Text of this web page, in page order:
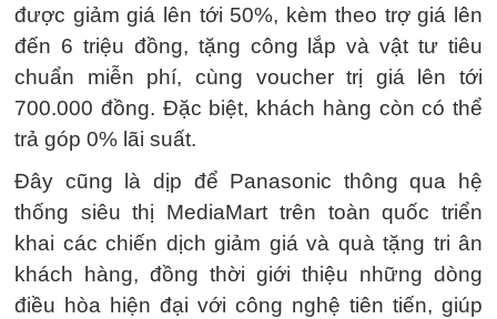
được giảm giá lên tới 50%, kèm theo trợ giá lên
đến 6 triệu đồng, tặng công lắp và vật tư tiêu
chuẩn miễn phí, cùng voucher trị giá lên tới
700.000 đồng. Đặc biệt, khách hàng còn có thể
trả góp 0% lãi suất.
Đây cũng là dịp để Panasonic thông qua hệ
thống siêu thị MediaMart trên toàn quốc triển
khai các chiến dịch giảm giá và quà tặng tri ân
khách hàng, đồng thời giới thiệu những dòng
điều hòa hiện đại với công nghệ tiên tiến, giúp